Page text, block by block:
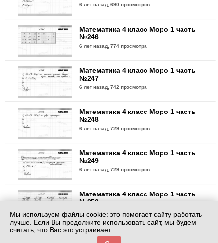
6 лет назад,690 просмотров
Математика 4 класс Моро 1 часть
№246
6 лет назад,774 просмотра
Математика 4 класс Моро 1 часть
№247
6 лет назад,742 просмотра
Математика 4 класс Моро 1 часть
№248
6 лет назад,729 просмотров
Математика 4 класс Моро 1 часть
№249
6 лет назад,729 просмотров
Математика 4 класс Моро 1 часть
№250
Математика 4 класс Моро 1 часть
Мы используем файлы cookie: это помогает сайту работать
лучше. Если Вы продолжите использовать сайт, мы будем
считать, что Вас это устраивает.